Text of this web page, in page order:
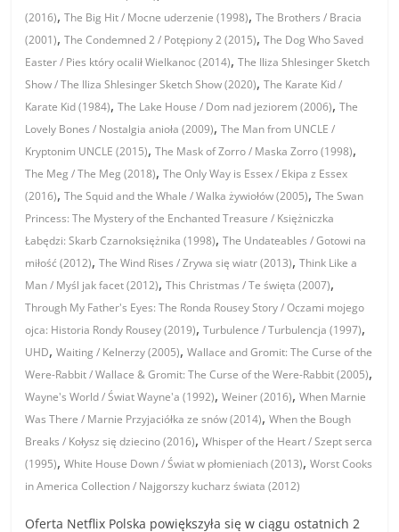
(2016),The Big Hit / Mocne uderzenie (1998),The Brothers / Bracia
(2001),The Condemned 2 / Potępiony 2 (2015),The Dog Who Saved
Easter / Pies który ocalił Wielkanoc (2014),The Iliza Shlesinger Sketch
Show / The Iliza Shlesinger Sketch Show (2020),The Karate Kid /
Karate Kid (1984),The Lake House / Dom nad jeziorem (2006),The
Lovely Bones / Nostalgia anioła (2009),The Man from UNCLE /
Kryptonim UNCLE (2015),The Mask of Zorro / Maska Zorro (1998),
The Meg / The Meg (2018),The Only Way is Essex / Ekipa z Essex
(2016),The Squid and the Whale / Walka żywiołów (2005),The Swan
Princess: The Mystery of the Enchanted Treasure / Księżniczka
Łabędzi: Skarb Czarnoksiężnika (1998),The Undateables / Gotowi na
miłość (2012),The Wind Rises / Zrywa się wiatr (2013),Think Like a
Man / Myśl jak facet (2012),This Christmas / Te święta (2007),
Through My Father's Eyes: The Ronda Rousey Story / Oczami mojego
ojca: Historia Rondy Rousey (2019),Turbulence / Turbulencja (1997),
UHD,Waiting / Kelnerzy (2005),Wallace and Gromit: The Curse of the
Were-Rabbit / Wallace & Gromit: The Curse of the Were-Rabbit (2005),
Wayne's World / Świat Wayne'a (1992),Weiner (2016),When Marnie
Was There / Marnie Przyjaciółka ze snów (2014),When the Bough
Breaks / Kołysz się dziecino (2016),Whisper of the Heart / Szept serca
(1995),White House Down / Świat w płomieniach (2013),Worst Cooks
in America Collection / Najgorszy kucharz świata (2012)
Oferta Netflix Polska powiększyła się w ciągu ostatnich 2